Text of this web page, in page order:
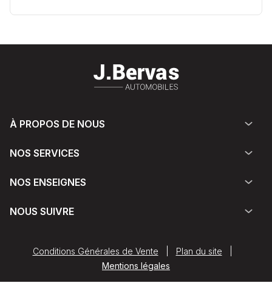
À PROPOS DE NOUS
NOS SERVICES
NOS ENSEIGNES
NOUS SUIVRE
Conditions Générales de Vente Plan du site
Mentions légales